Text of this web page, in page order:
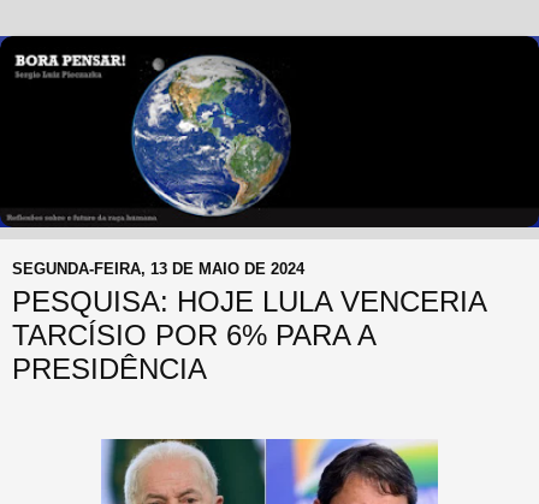
SEGUNDA-FEIRA, 13 DE MAIO DE 2024
PESQUISA: HOJE LULA VENCERIA
TARCÍSIO POR 6% PARA A
PRESIDÊNCIA